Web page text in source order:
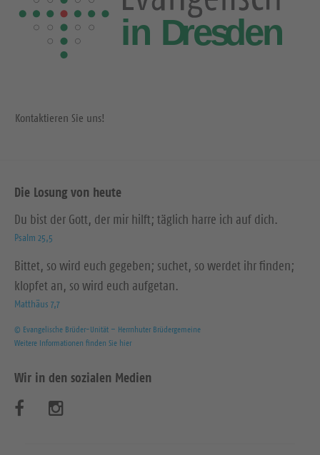
Kontaktieren Sie uns!
Die Losung von heute
Du bist der Gott, der mir hilft; täglich harre ich auf dich.
Psalm 25,5
Bittet, so wird euch gegeben; suchet, so werdet ihr finden;
klopfet an, so wird euch aufgetan.
Matthäus 7,7
© Evangelische Brüder-Unität – Herrnhuter Brüdergemeine
Weitere Informationen finden Sie hier
Wir in den sozialen Medien